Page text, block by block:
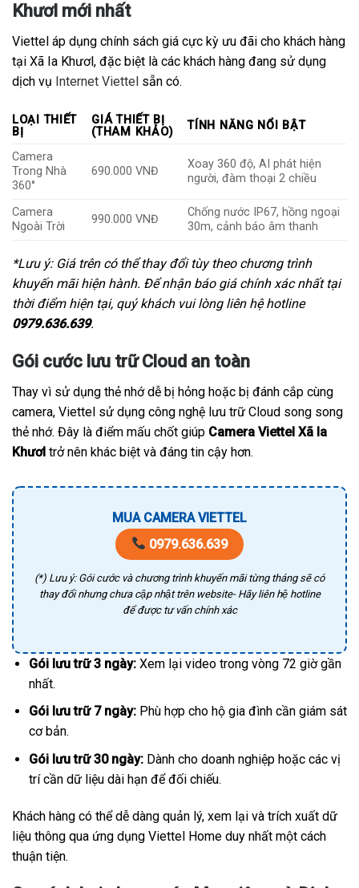
Khươl mới nhất
Viettel áp dụng chính sách giá cực kỳ ưu đãi cho khách hàng
tại Xã Ia Khươl, đặc biệt là các khách hàng đang sử dụng
dịch vụ Internet Viettel sẵn có.
LOẠI THIẾT
BỊ
GIÁ THIẾT BỊ
(THAM KHẢO)
TÍNH NĂNG NỔI BẬT
Camera
Trong Nhà
360°
690.000 VNĐ
Xoay 360 độ, AI phát hiện
người, đàm thoại 2 chiều
Camera
Ngoài Trời
990.000 VNĐ
Chống nước IP67, hồng ngoại
30m, cảnh báo âm thanh
*Lưu ý: Giá trên có thể thay đổi tùy theo chương trình
khuyến mãi hiện hành. Để nhận báo giá chính xác nhất tại
thời điểm hiện tại, quý khách vui lòng liên hệ hotline
0979.636.639.
Gói cước lưu trữ Cloud an toàn
Thay vì sử dụng thẻ nhớ dễ bị hỏng hoặc bị đánh cắp cùng
camera, Viettel sử dụng công nghệ lưu trữ Cloud song song
thẻ nhớ. Đây là điểm mấu chốt giúp Camera Viettel Xã Ia
Khươl trở nên khác biệt và đáng tin cậy hơn.
MUA CAMERA VIETTEL
0979.636.639
(*) Lưu ý: Gói cước và chương trình khuyến mãi từng tháng sẽ có
thay đổi nhưng chưa cập nhật trên website- Hãy liên hệ hotline
để được tư vấn chính xác
Gói lưu trữ 3 ngày:Xem lại video trong vòng 72 giờ gần
nhất.
Gói lưu trữ 7 ngày:Phù hợp cho hộ gia đình cần giám sát
cơ bản.
Gói lưu trữ 30 ngày:Dành cho doanh nghiệp hoặc các vị
trí cần dữ liệu dài hạn để đối chiếu.
Khách hàng có thể dễ dàng quản lý, xem lại và trích xuất dữ
liệu thông qua ứng dụng Viettel Home duy nhất một cách
thuận tiện.